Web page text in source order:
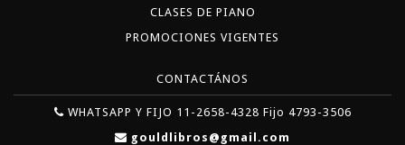
CLASES DE PIANO
PROMOCIONES VIGENTES
CONTACTÁNOS
WHATSAPP Y FIJO 11-2658-4328 Fijo 4793-3506
gouldlibros@gmail.com